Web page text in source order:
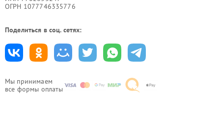
Мы принимаем
все формы оплаты
ОГРН 1077746335776
Поделиться в соц. сетях: